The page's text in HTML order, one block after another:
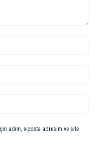
adım, e-posta adresim ve site